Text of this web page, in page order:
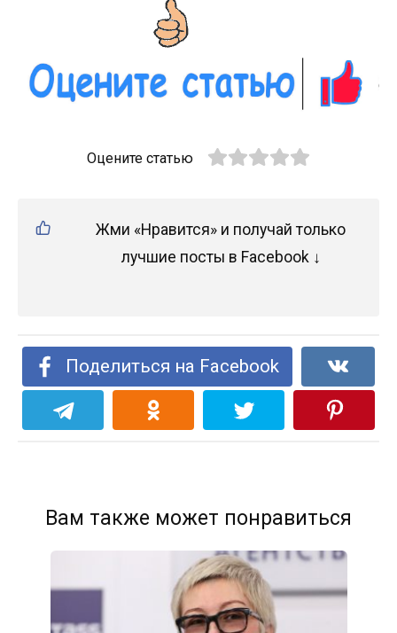
Оцените статью
Жми «Нравится» и получай только
лучшие посты в Facebook ↓
Поделиться на Facebook
Вам также может понравиться